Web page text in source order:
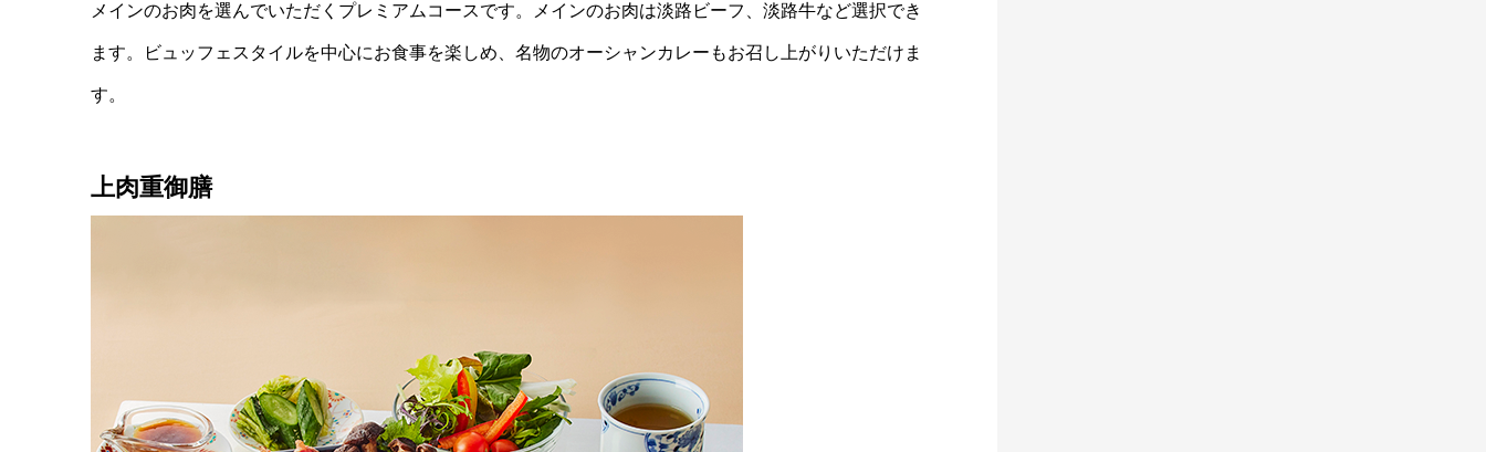
メインのお肉を選んでいただくプレミアムコースです。メインのお肉は淡路ビーフ、淡路牛など選択でき
ます。ビュッフェスタイルを中心にお食事を楽しめ、名物のオーシャンカレーもお召し上がりいただけま
す。
上肉重御膳